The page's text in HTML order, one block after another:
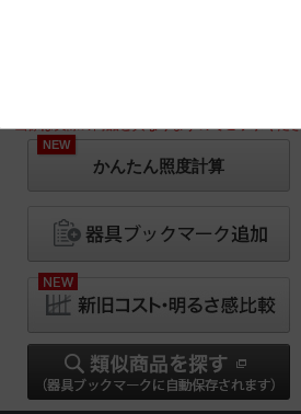
※画像は実際の商品と異なりますのでご了承くだ
NEW
かんたん照度計算